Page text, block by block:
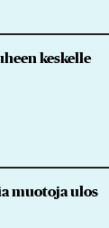
keskelle
muotoja ulos